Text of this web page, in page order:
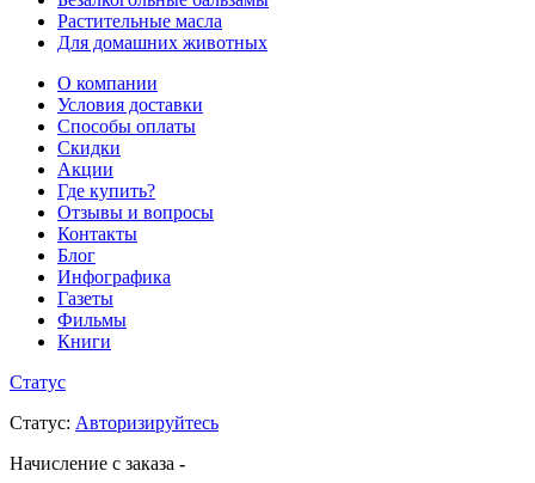
Растительные масла
Для домашних животных
О компании
Условия доставки
Способы оплаты
Скидки
Акции
Где купить?
Отзывы и вопросы
Контакты
Блог
Инфографика
Газеты
Фильмы
Книги
Статус
Статус: Авторизируйтесь
Начисление с заказа -